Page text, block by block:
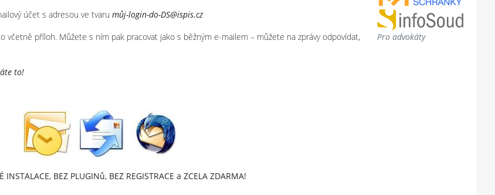
Pro advokáty
účet s adresou ve tvaru můj-login-do-DS@ispis.cz
příloh. Můžete s ním pak pracovat jako s běžným e-mailem – můžete na zprávy odpovídat,
to!
INSTALACE, BEZ PLUGINů, BEZ REGISTRACE a ZCELA ZDARMA!